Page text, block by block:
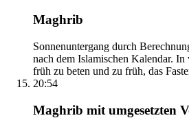
Maghrib
Sonnenuntergang durch
nach dem Islamischen Kalendar. In
früh zu beten und zu früh, das
20:54
Maghrib mit umgesetzten